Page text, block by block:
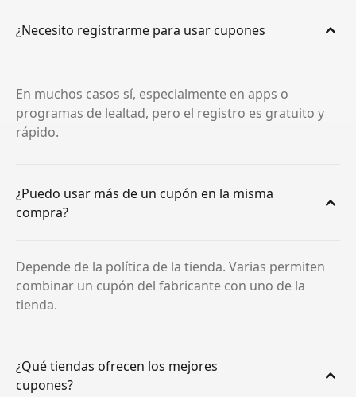
¿Necesito registrarme para usar cupones
En muchos casos sí, especialmente en apps o
programas de lealtad, pero el registro es gratuito y
rápido.
¿Puedo usar más de un cupón en la misma
compra?
Depende de la política de la tienda. Varias permiten
combinar un cupón del fabricante con uno de la
tienda.
¿Qué tiendas ofrecen los mejores
cupones?